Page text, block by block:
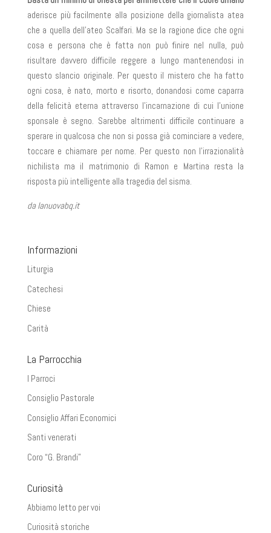
aderisce più facilmente alla posizione della giornalista atea
che a quella dell’ateo Scalfari. Ma se la ragione dice che ogni
cosa e persona che è fatta non può finire nel nulla, può
risultare davvero difficile reggere a lungo mantenendosi in
questo slancio originale. Per questo il mistero che ha fatto
ogni cosa, è nato, morto e risorto, donandosi come caparra
della felicità eterna attraverso l’incarnazione di cui l’unione
sponsale è segno. Sarebbe altrimenti difficile continuare a
sperare in qualcosa che non si possa già cominciare a vedere,
toccare e chiamare per nome. Per questo non l’irrazionalità
nichilista ma il matrimonio di Ramon e Martina resta la
risposta più intelligente alla tragedia del sisma.
da lanuovabq.it
Informazioni
Liturgia
Catechesi
Chiese
Carità
La Parrocchia
I Parroci
Consiglio Pastorale
Consiglio Affari Economici
Santi venerati
Coro “G. Brandi”
Curiosità
Abbiamo letto per voi
Curiosità storiche